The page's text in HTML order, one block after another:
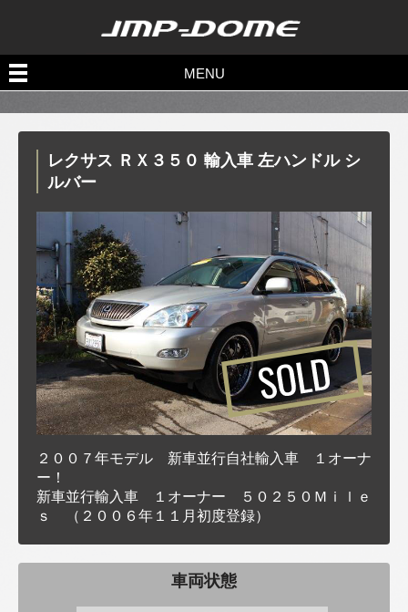
MENU
Sold out
売約済み一覧
レクサス ＲＸ３５０ 輸入車 左ハンドル シ
ルバー
２００７年モデル 新車並行自社輸入車 １オーナ
ー！
新車並行輸入車 １オーナー ５０２５０Ｍｉｌｅ
ｓ （２００６年１１月初度登録）
車両状態